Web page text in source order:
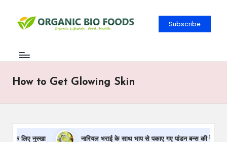
Subscribe
How to Get Glowing Skin
के लिए नुस्खा नारियल भराई के साथ भाप से पकाए गए पांडन बन्स की रेसिपी